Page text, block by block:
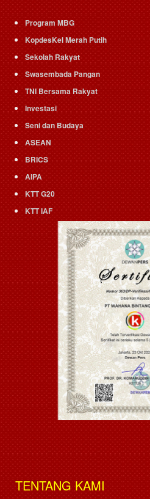
Program MBG
KopdesKel Merah Putih
Sekolah Rakyat
Swasembada Pangan
TNI Bersama Rakyat
Investasi
Seni dan Budaya
ASEAN
BRICS
AIPA
KTT G20
KTT IAF
TENTANG KAMI